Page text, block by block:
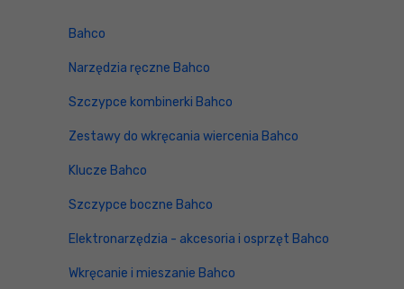
Bahco
Narzędzia ręczne Bahco
Szczypce kombinerki Bahco
Zestawy do wkręcania wiercenia Bahco
Klucze Bahco
Szczypce boczne Bahco
Elektronarzędzia - akcesoria i osprzęt Bahco
Wkręcanie i mieszanie Bahco